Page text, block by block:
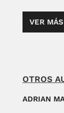
VER MÁS
OTROS
ADRIAN